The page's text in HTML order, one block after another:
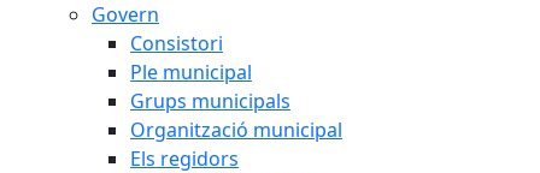
Govern
Consistori
Ple municipal
Grups municipals
Organització municipal
Els regidors